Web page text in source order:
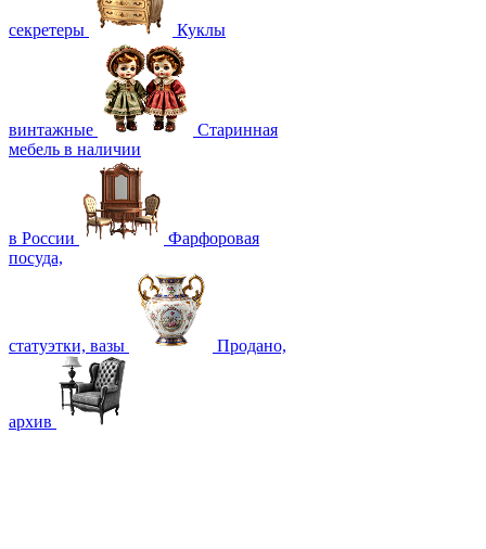
секретеры Куклы
винтажные
Старинная
мебель в наличии
в России
Фарфоровая
посуда,
статуэтки, вазы Продано,
архив